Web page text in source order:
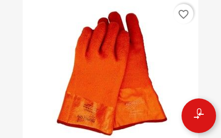
0
compare_arrows
favorite_border